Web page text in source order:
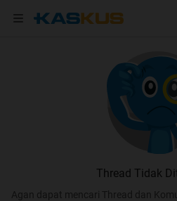
Thread Tidak
Agan dapat mencari Thread dan